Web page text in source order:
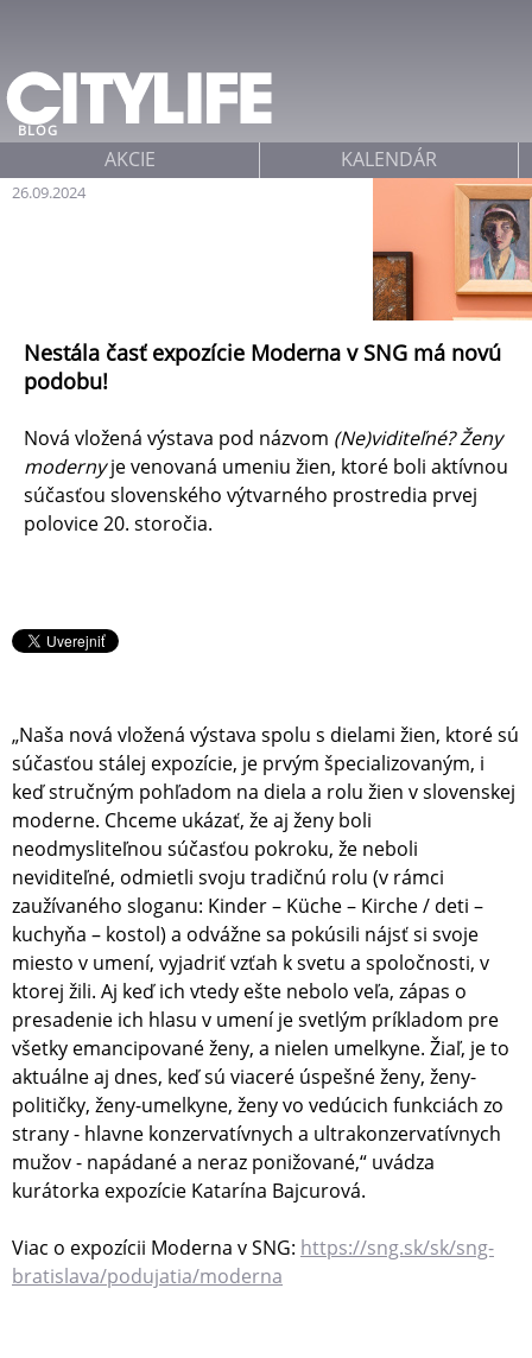
26.09.2024
BLOG
Nestála časť expozície Moderna v SNG má novú
podobu!
Nová vložená výstava pod názvom (Ne)viditeľné? Ženy
modernyje venovaná umeniu žien, ktoré boli aktívnou
súčasťou slovenského výtvarného prostredia prvej
polovice 20. storočia.
„Naša nová vložená výstava spolu s dielami žien, ktoré sú
súčasťou stálej expozície, je prvým špecializovaným, i
keď stručným pohľadom na diela a rolu žien v slovenskej
moderne. Chceme ukázať, že aj ženy boli
neodmysliteľnou súčasťou pokroku, že neboli
neviditeľné, odmietli svoju tradičnú rolu (v rámci
zaužívaného sloganu: Kinder – Küche – Kirche / deti –
kuchyňa – kostol) a odvážne sa pokúsili nájsť si svoje
miesto v umení, vyjadriť vzťah k svetu a spoločnosti, v
ktorej žili. Aj keď ich vtedy ešte nebolo veľa, zápas o
presadenie ich hlasu v umení je svetlým príkladom pre
všetky emancipované ženy, a nielen umelkyne. Žiaľ, je to
aktuálne aj dnes, keď sú viaceré úspešné ženy, ženy-
političky, ženy-umelkyne, ženy vo vedúcich funkciách zo
strany - hlavne konzervatívnych a ultrakonzervatívnych
mužov - napádané a neraz ponižované,“ uvádza
kurátorka expozície Katarína Bajcurová.
Viac o expozícii Moderna v SNG: https://sng.sk/sk/sng-
bratislava/podujatia/moderna
AKCIE KALENDÁR